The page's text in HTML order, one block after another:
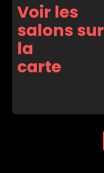
Voir les
salons sur
la
carte